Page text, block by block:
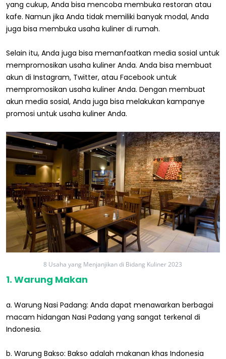
yang cukup, Anda bisa mencoba membuka restoran atau
kafe. Namun jika Anda tidak memiliki banyak modal, Anda
juga bisa membuka usaha kuliner di rumah.
Selain itu, Anda juga bisa memanfaatkan media sosial untuk
mempromosikan usaha kuliner Anda. Anda bisa membuat
akun di Instagram, Twitter, atau Facebook untuk
mempromosikan usaha kuliner Anda. Dengan membuat
akun media sosial, Anda juga bisa melakukan kampanye
promosi untuk usaha kuliner Anda.
8 Usaha yang Menjanjikan di Bidang Kuliner 2023
1. Warung Makan
a. Warung Nasi Padang: Anda dapat menawarkan berbagai
macam hidangan Nasi Padang yang sangat terkenal di
Indonesia.
b. Warung Bakso: Bakso adalah makanan khas Indonesia